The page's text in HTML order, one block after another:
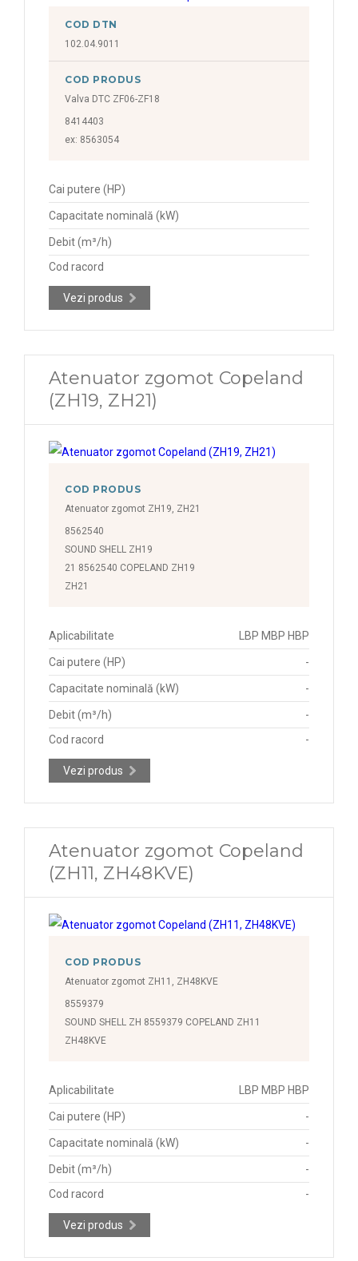
COD DTN
102.04.9011
COD PRODUS
Valva DTC ZF06-ZF18
8414403
ex: 8563054
Cai putere (HP)
Capacitate nominală (kW)
Debit (m³/h)
Cod racord
Vezi produs
Atenuator zgomot Copeland
(ZH19, ZH21)
COD PRODUS
Atenuator zgomot ZH19, ZH21
8562540
SOUND SHELL ZH19
21 8562540 COPELAND ZH19
ZH21
Aplicabilitate LBP MBP HBP
Cai putere (HP) -
Capacitate nominală (kW) -
Debit (m³/h)
-
Cod racord
-
Vezi produs
Atenuator zgomot Copeland
(ZH11, ZH48KVE)
COD PRODUS
Atenuator zgomot ZH11, ZH48KVE
8559379
SOUND SHELL ZH 8559379 COPELAND ZH11
ZH48KVE
Aplicabilitate LBP MBP HBP
Cai putere (HP) -
Capacitate nominală (kW) -
Debit (m³/h)
-
Cod racord
-
Vezi produs